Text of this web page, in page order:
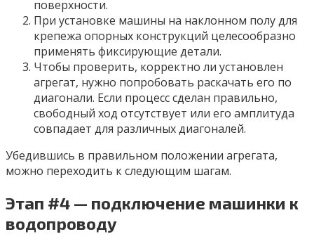
поверхности.
При установке машины на наклонном полу для
крепежа опорных конструкций целесообразно
применять фиксирующие детали.
Чтобы проверить, корректно ли установлен
агрегат, нужно попробовать раскачать его по
диагонали. Если процесс сделан правильно,
свободный ход отсутствует или его амплитуда
совпадает для различных диагоналей.
Убедившись в правильном положении агрегата,
можно переходить к следующим шагам.
Этап #4 — подключение машинки к
водопроводу